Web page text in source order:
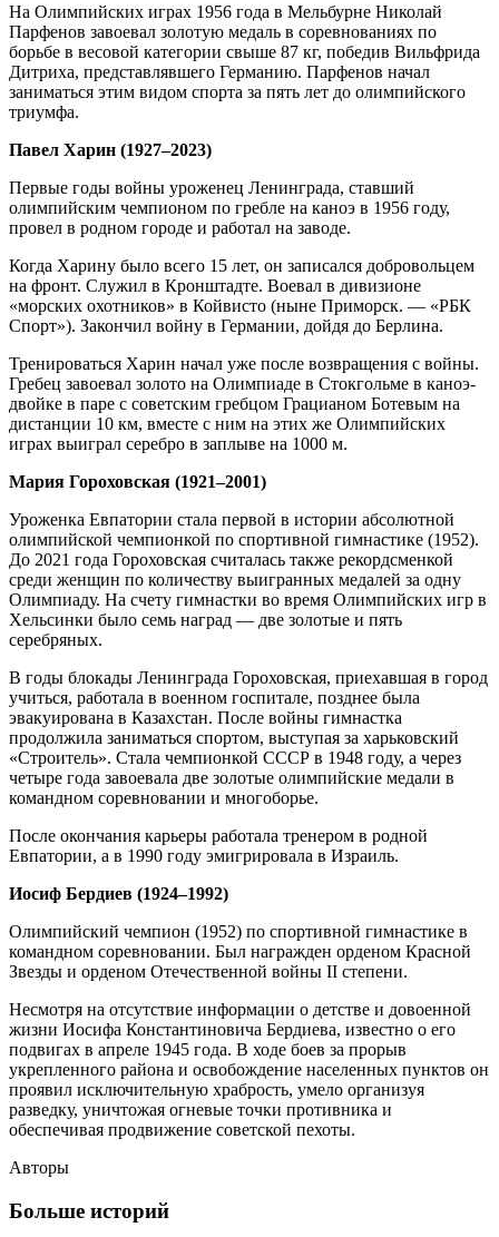
На Олимпийских играх 1956 года в Мельбурне Николай
Парфенов завоевал золотую медаль в соревнованиях по
борьбе в весовой категории свыше 87 кг, победив Вильфрида
Дитриха, представлявшего Германию. Парфенов начал
заниматься этим видом спорта за пять лет до олимпийского
триумфа.
Павел Харин (1927–2023)
Первые годы войны уроженец Ленинграда, ставший
олимпийским чемпионом по гребле на каноэ в 1956 году,
провел в родном городе и работал на заводе.
Когда Харину было всего 15 лет, он записался добровольцем
на фронт. Служил в Кронштадте. Воевал в дивизионе
«морских охотников» в Койвисто (ныне Приморск. — «РБК
Спорт»). Закончил войну в Германии, дойдя до Берлина.
Тренироваться Харин начал уже после возвращения с войны.
Гребец завоевал золото на Олимпиаде в Стокгольме в каноэ-
двойке в паре с советским гребцом Грацианом Ботевым на
дистанции 10 км, вместе с ним на этих же Олимпийских
играх выиграл серебро в заплыве на 1000 м.
Мария Гороховская (1921–2001)
Уроженка Евпатории стала первой в истории абсолютной
олимпийской чемпионкой по спортивной гимнастике (1952).
До 2021 года Гороховская считалась также рекордсменкой
среди женщин по количеству выигранных медалей за одну
Олимпиаду. На счету гимнастки во время Олимпийских игр в
Хельсинки было семь наград — две золотые и пять
серебряных.
В годы блокады Ленинграда Гороховская, приехавшая в город
учиться, работала в военном госпитале, позднее была
эвакуирована в Казахстан. После войны гимнастка
продолжила заниматься спортом, выступая за харьковский
«Строитель». Стала чемпионкой СССР в 1948 году, а через
четыре года завоевала две золотые олимпийские медали в
командном соревновании и многоборье.
После окончания карьеры работала тренером в родной
Евпатории, а в 1990 году эмигрировала в Израиль.
Иосиф Бердиев (1924–1992)
Олимпийский чемпион (1952) по спортивной гимнастике в
командном соревновании. Был награжден орденом Красной
Звезды и орденом Отечественной войны II степени.
Несмотря на отсутствие информации о детстве и довоенной
жизни Иосифа Константиновича Бердиева, известно о его
подвигах в апреле 1945 года. В ходе боев за прорыв
укрепленного района и освобождение населенных пунктов он
проявил исключительную храбрость, умело организуя
разведку, уничтожая огневые точки противника и
обеспечивая продвижение советской пехоты.
Авторы
Больше историй